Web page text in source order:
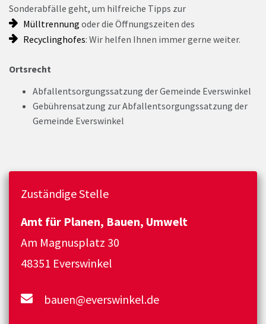
Sonderabfälle geht, um hilfreiche Tipps zur
Mülltrennung oder die Öffnungszeiten des
Recyclinghofes: Wir helfen Ihnen immer gerne weiter.
Ortsrecht
Abfallentsorgungssatzung der Gemeinde Everswinkel
Gebührensatzung zur Abfallentsorgungssatzung der
Gemeinde Everswinkel
Zuständige Stelle
Amt für Planen, Bauen, Umwelt
Am Magnusplatz 30
48351 Everswinkel
bauen@everswinkel.de